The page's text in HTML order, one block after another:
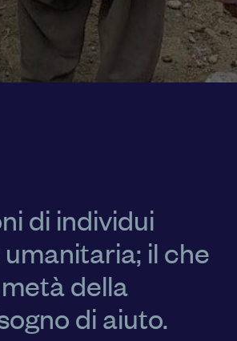
di individui
il che
della
di aiuto.